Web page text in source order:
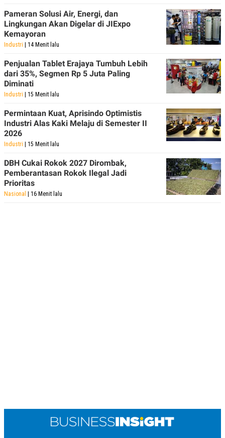
PRIVACY
POLICY
Pameran Solusi Air, Energi, dan
Lingkungan Akan Digelar di JIExpo
Kemayoran
Industri | 14 Menit lalu
Penjualan Tablet Erajaya Tumbuh Lebih
dari 35%, Segmen Rp 5 Juta Paling
Diminati
Industri | 15 Menit lalu
Permintaan Kuat, Aprisindo Optimistis
Industri Alas Kaki Melaju di Semester II
2026
Industri | 15 Menit lalu
DBH Cukai Rokok 2027 Dirombak,
Pemberantasan Rokok Ilegal Jadi
Prioritas
Nasional | 16 Menit lalu